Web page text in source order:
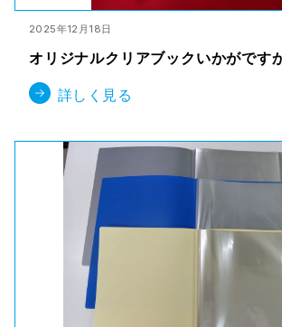
2025年12月18日
オリジナルクリアブックいかがです
詳しく見る